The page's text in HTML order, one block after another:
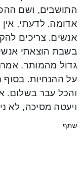
התושבים, ושם
אדומה. לדעתי, אין
אנשים. צריכים
בשבת הוצאתי
גדול מהמותר.
על ההנחיות. בסוף
והכל עבר בשלום.
ויעטה מסיכה, לא
שתף